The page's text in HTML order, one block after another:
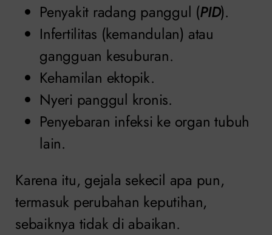
Penyakit radang panggul (PID).
Infertilitas (kemandulan) atau
gangguan kesuburan.
Kehamilan ektopik.
Nyeri panggul kronis.
Penyebaran infeksi ke organ tubuh
lain.
Karena itu, gejala sekecil apa pun,
termasuk perubahan keputihan,
sebaiknya tidak di abaikan.